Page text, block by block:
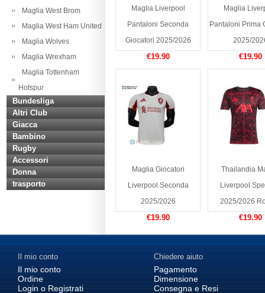
Maglia West Brom
Maglia West Ham United
Maglia Wolves
Maglia Wrexham
Maglia Tottenham
Hotspur
Bundesliga
Altri Club
Giacca
Bambino
Rugby
Accessori
Donna
trasporto
Maglia Liverpool
Pantaloni Seconda
Giocatori 2025/2026
€19.90
Maglia
Pantaloni Prima
2025/
€19.90
Maglia Giocatori
Liverpool Seconda
2025/2026
€19.90
Thailandia
Liverpool
2025/2026
€19.90
Il mio conto
Il mio conto
Ordine
Login o Registrati
Chiedere aiuto
Pagamento
Dimensione
Consegna e Resi